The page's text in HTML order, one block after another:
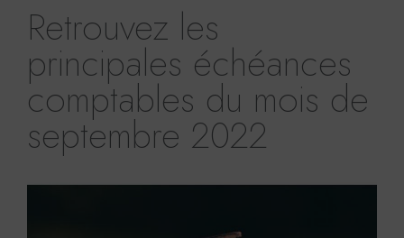
Retrouvez les
principales échéances
comptables du mois de
septembre 2022